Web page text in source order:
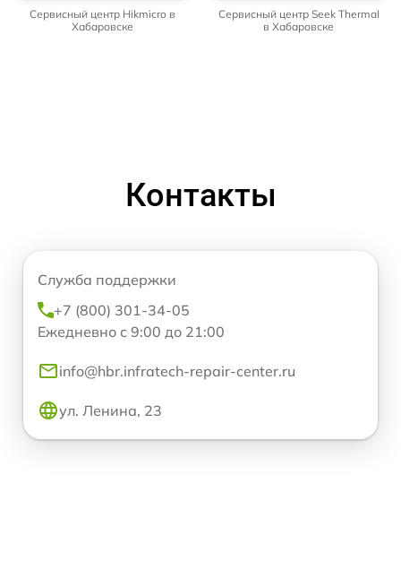
Сервисный центр Hikmicro в
Хабаровске
Сервисный центр Seek Thermal
в Хабаровске
Контакты
Служба поддержки
+7 (800) 301-34-05
Ежедневно с 9:00 до 21:00
info@hbr.infratech-repair-center.ru
ул. Ленина, 23